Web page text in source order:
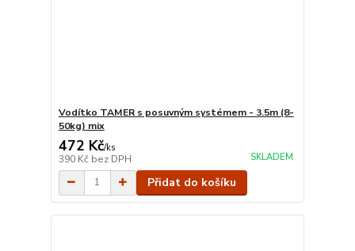
Vodítko TAMER s posuvným systémem - 3.5m (8-
50kg) mix
472 Kč/ks
390 Kč bez DPH SKLADEM
Přidat do košíku